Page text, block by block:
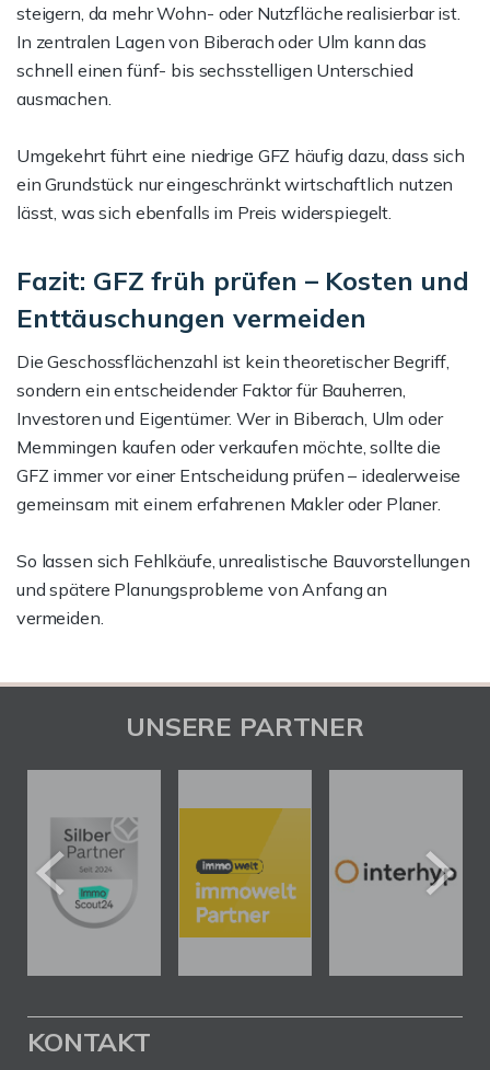
steigern, da mehr Wohn- oder Nutzfläche realisierbar ist.
In zentralen Lagen von Biberach oder Ulm kann das
schnell einen fünf- bis sechsstelligen Unterschied
ausmachen.
Umgekehrt führt eine niedrige GFZ häufig dazu, dass sich
ein Grundstück nur eingeschränkt wirtschaftlich nutzen
lässt, was sich ebenfalls im Preis widerspiegelt.
Fazit: GFZ früh prüfen – Kosten und
Enttäuschungen vermeiden
Die Geschossflächenzahl ist kein theoretischer Begriff,
sondern ein entscheidender Faktor für Bauherren,
Investoren und Eigentümer. Wer in Biberach, Ulm oder
Memmingen kaufen oder verkaufen möchte, sollte die
GFZ immer vor einer Entscheidung prüfen – idealerweise
gemeinsam mit einem erfahrenen Makler oder Planer.
So lassen sich Fehlkäufe, unrealistische Bauvorstellungen
und spätere Planungsprobleme von Anfang an
vermeiden.
UNSERE PARTNER
KONTAKT